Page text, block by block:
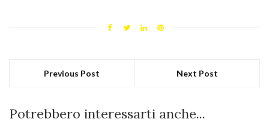
Previous Post Next Post
Potrebbero interessarti anche...